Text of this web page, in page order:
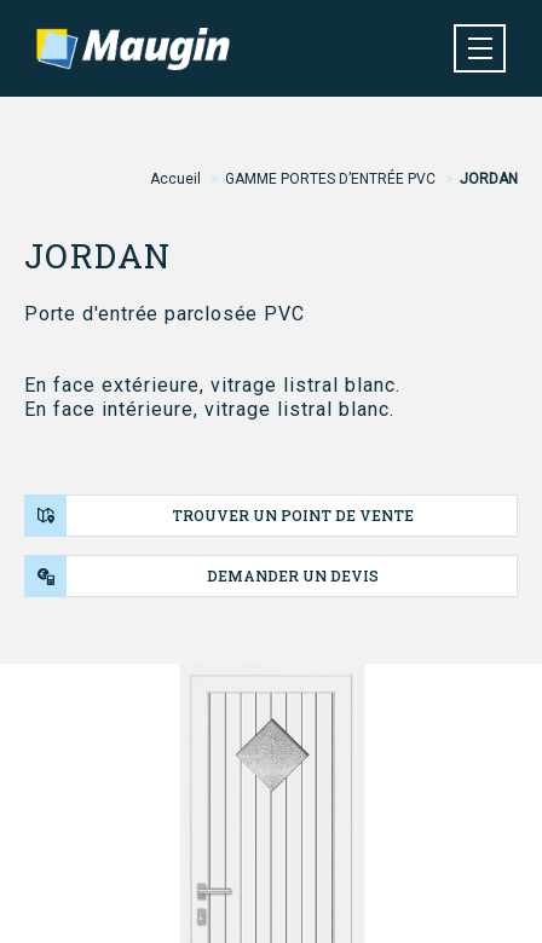
contenu
Accueil GAMME PORTES D’ENTRÉE PVC JORDAN
JORDAN
Porte d'entrée parclosée PVC
En face extérieure, vitrage listral blanc.
En face intérieure, vitrage listral blanc.
TROUVER UN POINT DE VENTE
DEMANDER UN DEVIS